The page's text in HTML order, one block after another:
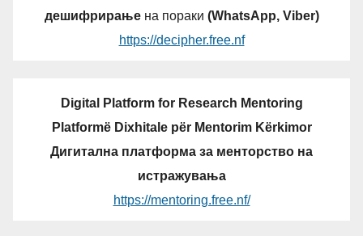
дешифрирањена пораки (WhatsApp, Viber)
https://decipher.free.nf
Digital Platform for Research Mentoring
Platformë Dixhitale për Mentorim Kërkimor
Дигитална платформа за менторство на
истражувања
https://mentoring.free.nf/